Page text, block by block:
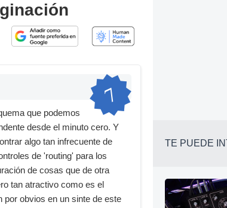
7
que podemos
desde el minuto cero. Y
algo tan infrecuente de
de 'routing' para los
de cosas que de otra
tan atractivo como es el
por obvios en un sinte de este
TE PUEDE